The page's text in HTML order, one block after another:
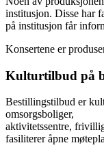
institusjon. Disse har
på institusjon får
Konsertene er
Kulturtilbud på
Bestillingstilbud er
omsorgsboliger,
aktivitetssentre,
fasiliterer åpne